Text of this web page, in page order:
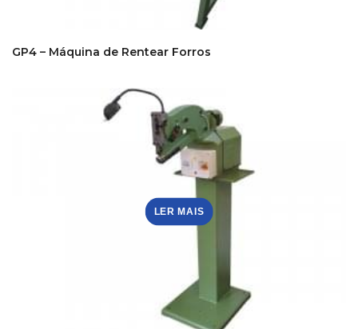
GP4 – Máquina de Rentear Forros
LER MAIS